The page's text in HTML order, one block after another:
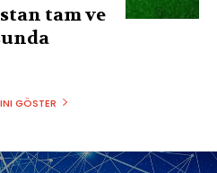
tam ve
GÖSTER